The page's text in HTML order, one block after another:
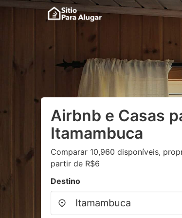
Airbnb e Casas
Itamambuca
Comparar 10,960 disponíveis,
partir de R$6
Destino